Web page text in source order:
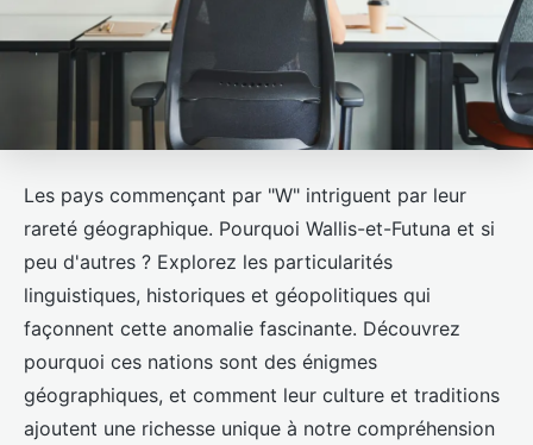
Les pays commençant par "W" intriguent par leur
rareté géographique. Pourquoi Wallis-et-Futuna et si
peu d'autres ? Explorez les particularités
linguistiques, historiques et géopolitiques qui
façonnent cette anomalie fascinante. Découvrez
pourquoi ces nations sont des énigmes
géographiques, et comment leur culture et traditions
ajoutent une richesse unique à notre compréhension